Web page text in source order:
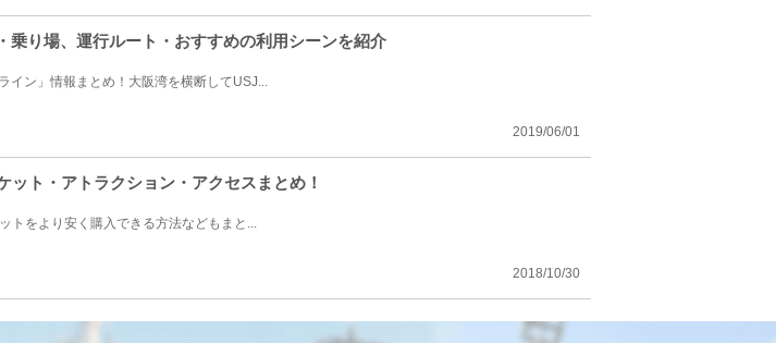
り場、運行ルート・おすすめの利用シーンを紹介
イン」情報まとめ！大阪湾を横断してUSJ...
2019/06/01
ット・アトラクション・アクセスまとめ！
トをより安く購入できる方法などもまと...
2018/10/30